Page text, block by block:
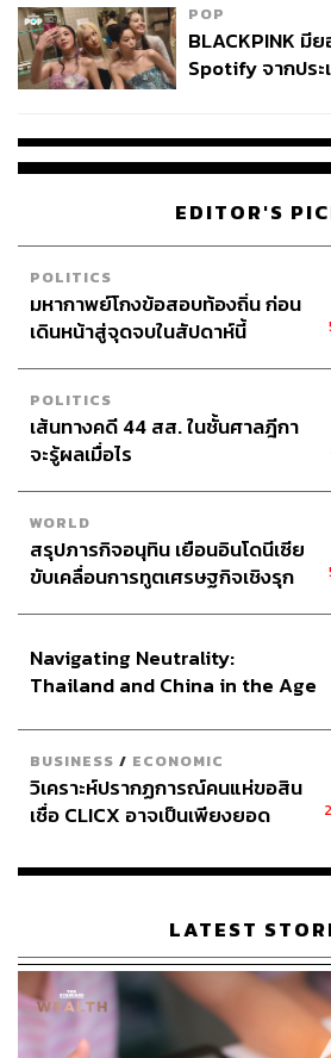
POP
BLACKPINK มี
Spotify จากประ
EDITOR'S
POLITICS
มหากาพย์โกงข้อสอบท้องถิ่น ก่อน
เดินหน้าสู่จุดจบในสัปดาห์นี้
POLITICS
เส้นทางคดี 44 สส. ในชั้นศาลฎีกา
จะรู้ผลเมื่อไร
WORLD
สรุปภารกิจอนุทิน เยือนอินโดนีเซีย
ขับเคลื่อนการทูตเศรษฐกิจเชิงรุก
Navigating Neutrality:
Thailand and China in the Age
BUSINESS / ECONOMIC
วิเคราะห์ปรากฏการณ์คนแห่ขอสิน
เชื่อ CLICX อาจเป็นเพียงยอด
เรือนไทยที่ถูกซุกไว้
LATEST